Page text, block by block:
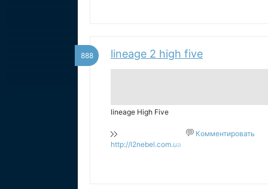
888 lineage 2 high five
lineage High Five
http://l2nebel.com.ua
Комментировать